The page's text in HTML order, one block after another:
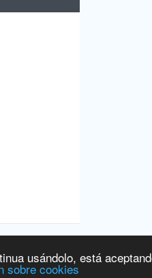
usándolo, está
sobre cookies